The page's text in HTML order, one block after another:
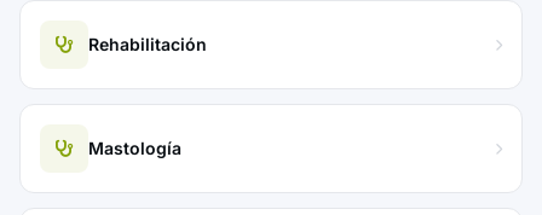
Rehabilitación
Mastología